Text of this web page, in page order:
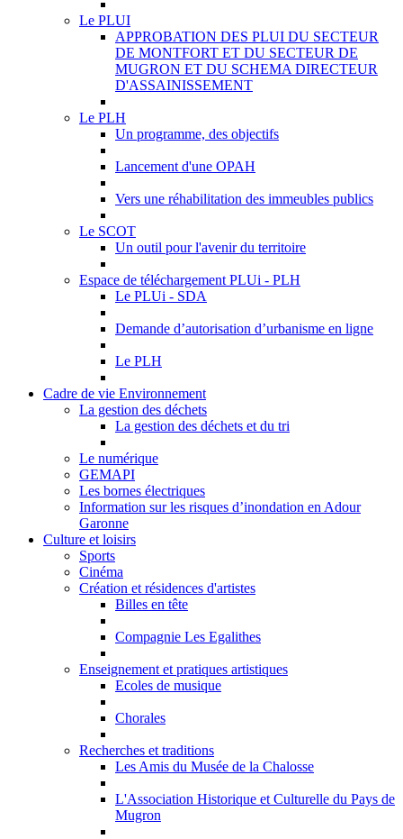
Le PLUI
APPROBATION DES PLUI DU SECTEUR
DE MONTFORT ET DU SECTEUR DE
MUGRON ET DU SCHEMA DIRECTEUR
D'ASSAINISSEMENT
Le PLH
Un programme, des objectifs
Lancement d'une OPAH
Vers une réhabilitation des immeubles publics
Le SCOT
Un outil pour l'avenir du territoire
Espace de téléchargement PLUi - PLH
Le PLUi - SDA
Demande d’autorisation d’urbanisme en ligne
Le PLH
Cadre de vie Environnement
La gestion des déchets
La gestion des déchets et du tri
Le numérique
GEMAPI
Les bornes électriques
Information sur les risques d’inondation en Adour
Garonne
Culture et loisirs
Sports
Cinéma
Création et résidences d'artistes
Billes en tête
Compagnie Les Egalithes
Enseignement et pratiques artistiques
Ecoles de musique
Chorales
Recherches et traditions
Les Amis du Musée de la Chalosse
L'Association Historique et Culturelle du Pays de
Mugron